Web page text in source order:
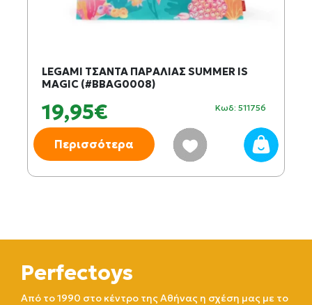
LEGAMI ΤΣΑΝΤΑ ΠΑΡΑΛΙΑΣ SUMMER IS
MAGIC (#BBAG0008)
19,95€ Κωδ: 511756
Περισσότερα
Perfectoys
Από το 1990 στο κέντρο της Αθήνας η σχέση μας με το